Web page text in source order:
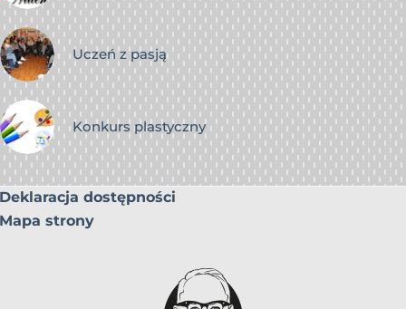
Uczeń z pasją
Konkurs plastyczny
Deklaracja dostępności
Mapa strony